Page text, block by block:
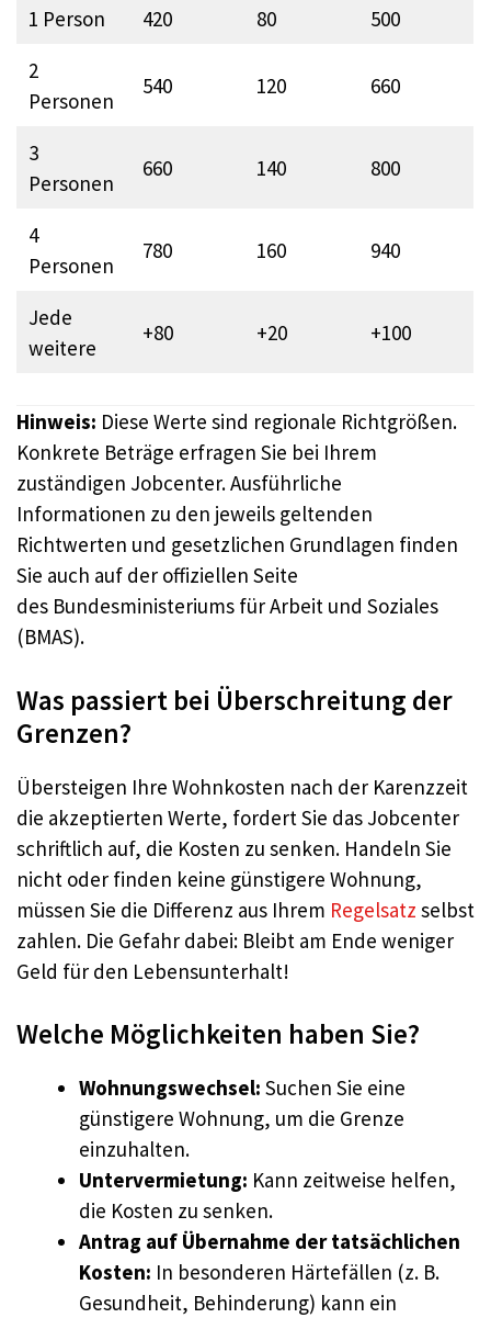
1 Person 420 80
500
2
Personen
540 120 660
3
Personen
660 140 800
4
Personen
780 160 940
Jede
weitere
+80 +20 +100
Hinweis: Diese Werte sind regionale Richtgrößen.
Konkrete Beträge erfragen Sie bei Ihrem
zuständigen Jobcenter. Ausführliche
Informationen zu den jeweils geltenden
Richtwerten und gesetzlichen Grundlagen finden
Sie auch auf der offiziellen Seite
des Bundesministeriums für Arbeit und Soziales
(BMAS).
Was passiert bei Überschreitung der
Grenzen?
Übersteigen Ihre Wohnkosten nach der Karenzzeit
die akzeptierten Werte, fordert Sie das Jobcenter
schriftlich auf, die Kosten zu senken. Handeln Sie
nicht oder finden keine günstigere Wohnung,
müssen Sie die Differenz aus Ihrem Regelsatz selbst
zahlen. Die Gefahr dabei: Bleibt am Ende weniger
Geld für den Lebensunterhalt!
Welche Möglichkeiten haben Sie?
Wohnungswechsel: Suchen Sie eine
günstigere Wohnung, um die Grenze
einzuhalten.
Untervermietung: Kann zeitweise helfen,
die Kosten zu senken.
Antrag auf Übernahme der tatsächlichen
Kosten: In besonderen Härtefällen (z. B.
Gesundheit, Behinderung) kann ein